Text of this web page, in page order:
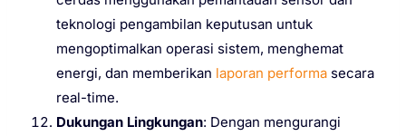
teknologi pengambilan keputusan untuk
mengoptimalkan operasi sistem, menghemat
energi, dan memberikan laporan performa secara
real-time.
Dukungan Lingkungan: Dengan mengurangi